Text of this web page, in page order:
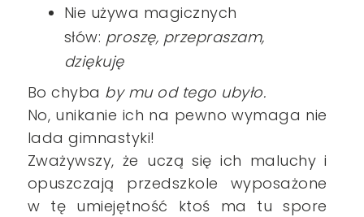
Nie używa magicznych
słów: proszę, przepraszam,
dziękuję
Bo chyba by mu od tego ubyło.
No, unikanie ich na pewno wymaga nie
lada gimnastyki!
Zważywszy, że uczą się ich maluchy i
opuszczają przedszkole wyposażone
w tę umiejętność ktoś ma tu spore